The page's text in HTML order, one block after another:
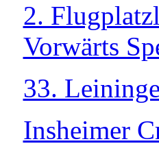
2.
Vorwärts
33.
Insheimer